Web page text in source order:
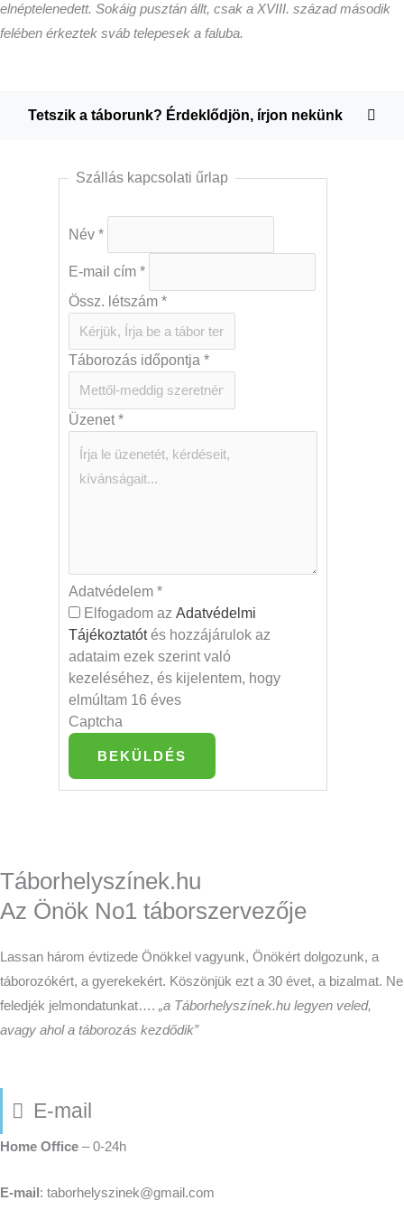
elnéptelenedett. Sokáig pusztán állt, csak a XVIII. század második
felében érkeztek sváb telepesek a faluba.
Tetszik a táborunk? Érdeklődjön, írjon nekünk
Szállás kapcsolati űrlap
Név *
E-mail cím *
Össz. létszám *
Táborozás időpontja *
Üzenet*
Adatvédelem *
Elfogadom az Adatvédelmi
Tájékoztatótés hozzájárulok az
adataim ezek szerint való
kezeléséhez, és kijelentem, hogy
elmúltam 16 éves
Captcha
BEKÜLDÉS
Táborhelyszínek.hu
Az Önök No1 táborszervezője
Lassan három évtizede Önökkel vagyunk, Önökért dolgozunk, a
táborozókért, a gyerekekért. Köszönjük ezt a 30 évet, a bizalmat. Ne
feledjék jelmondatunkat…. „a Táborhelyszínek.hu legyen veled,
avagy ahol a táborozás kezdődik”
E-mail
Home Office – 0-24h
E-mail: taborhelyszinek@gmail.com